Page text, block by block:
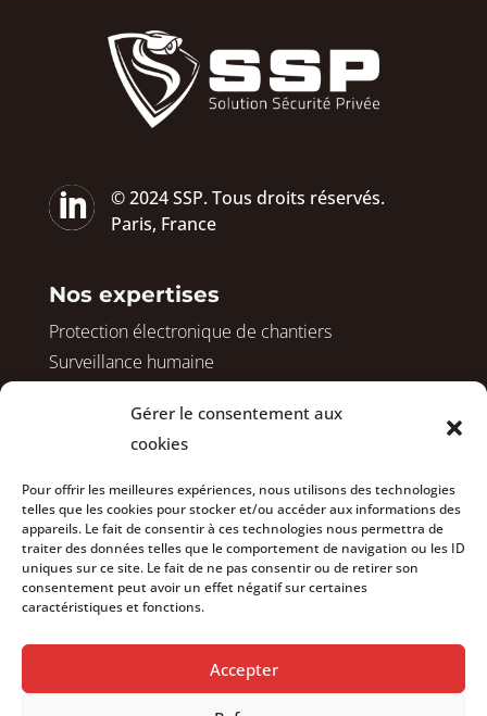
Gérer le consentement aux
cookies
Pour offrir les meilleures expériences, nous utilisons des technologies
telles que les cookies pour stocker et/ou accéder aux informations des
appareils. Le fait de consentir à ces technologies nous permettra de
traiter des données telles que le comportement de navigation ou les ID
uniques sur ce site. Le fait de ne pas consentir ou de retirer son
consentement peut avoir un effet négatif sur certaines
caractéristiques et fonctions.
Accepter

© 2024 SSP. Tous droits réservés.
Paris, France
Nos expertises
Protection électronique de chantiers
Surveillance humaine
Sécurisation avant démolition
Surveillance de vos copropriétés
Sécurisation de vos bureaux
Nous rejoindre
Actualités